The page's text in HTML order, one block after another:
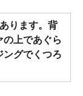
ります。背
上であぐら
ングでくつろ